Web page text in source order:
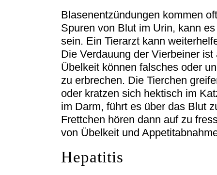
Blasenentzündungen kommen
Spuren von Blut im Urin, kann
sein. Ein Tierarzt kann
Die Verdauung der Vierbeiner
Übelkeit können falsches oder
zu erbrechen. Die Tierchen
oder kratzen sich hektisch im
im Darm, führt es über das Blut
Frettchen hören dann auf zu
von Übelkeit und
Hepatitis